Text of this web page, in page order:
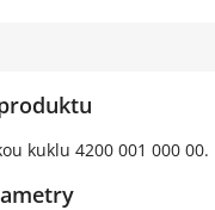
kuklu 4200 001 000 00.